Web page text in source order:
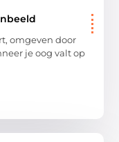
omgeven door
je oog valt op